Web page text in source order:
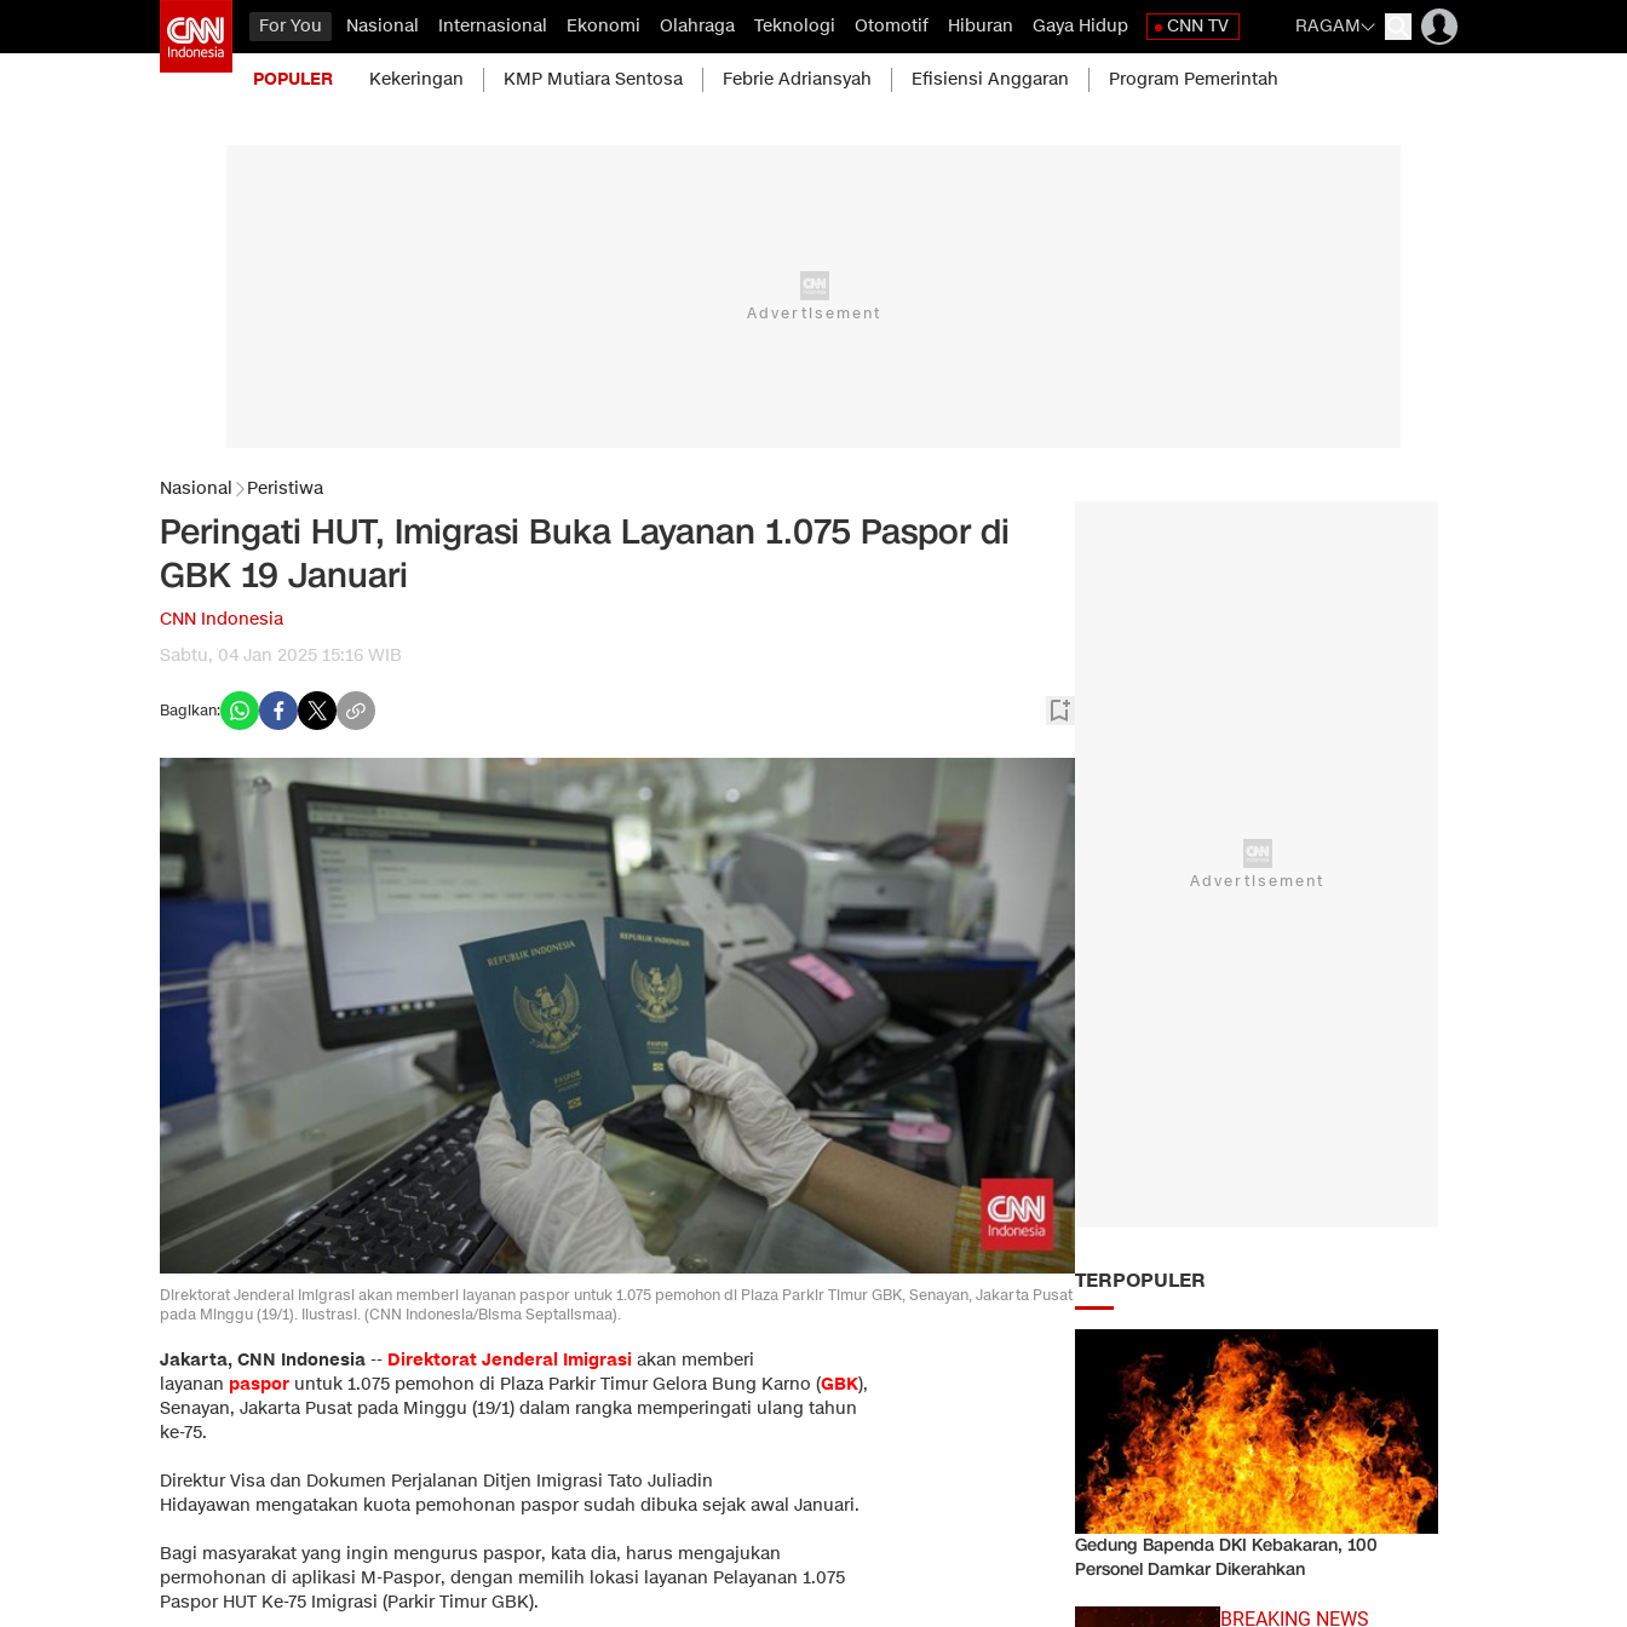
For You Nasional Internasional Ekonomi Olahraga Teknologi Otomotif Hiburan Gaya Hidup CNN TV RAGAM
POPULER Kekeringan KMP Mutiara Sentosa Febrie Adriansyah Efisiensi Anggaran Program Pemerintah
Nasional Peristiwa
Peringati HUT, Imigrasi Buka Layanan 1.075 Paspor di
GBK 19 Januari
CNN Indonesia
Sabtu, 04 Jan 2025 15:16 WIB
Bagikan:
Direktorat Jenderal Imigrasi akan memberi layanan paspor untuk 1.075 pemohon di Plaza Parkir Timur GBK, Senayan, Jakarta Pusat
pada Minggu (19/1). Ilustrasi. (CNN Indonesia/Bisma Septalismaa).
Jakarta, CNN Indonesia -- Direktorat Jenderal Imigrasi akan memberi
layanan paspor untuk 1.075 pemohon di Plaza Parkir Timur Gelora Bung Karno (GBK),
Senayan, Jakarta Pusat pada Minggu (19/1) dalam rangka memperingati ulang tahun
ke-75.
Direktur Visa dan Dokumen Perjalanan Ditjen Imigrasi Tato Juliadin
Hidayawan mengatakan kuota pemohonan paspor sudah dibuka sejak awal Januari.
Bagi masyarakat yang ingin mengurus paspor, kata dia, harus mengajukan
permohonan di aplikasi M-Paspor, dengan memilih lokasi layanan Pelayanan 1.075
Paspor HUT Ke-75 Imigrasi (Parkir Timur GBK).
TERPOPULER
Gedung Bapenda DKI Kebakaran, 100
Personel Damkar Dikerahkan
BREAKING NEWS